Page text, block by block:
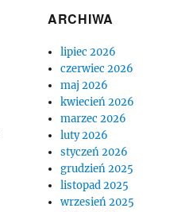
ARCHIWA
lipiec 2026
czerwiec 2026
maj 2026
kwiecień 2026
marzec 2026
luty 2026
styczeń 2026
grudzień 2025
listopad 2025
wrzesień 2025